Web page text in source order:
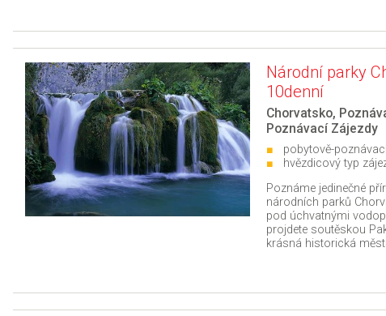
Národní parky
10denní
Chorvatsko,
Poznávací Zájezdy
pobytově-
hvězdicový typ
Poznáme jedinečné
národních parků
pod úchvatnými
projdete soutěskou
krásná historická